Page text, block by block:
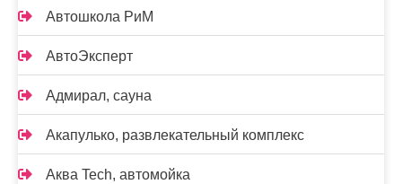
Автошкола РиМ
АвтоЭксперт
Адмирал, сауна
Акапулько, развлекательный комплекс
Аква Tech, автомойка